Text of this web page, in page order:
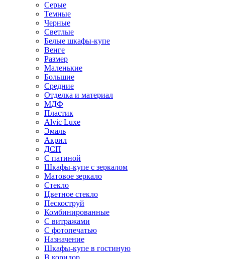
Серые
Темные
Черные
Светлые
Белые шкафы-купе
Венге
Размер
Маленькие
Большие
Средние
Отделка и материал
МДФ
Пластик
Alvic Luxe
Эмаль
Акрил
ДСП
С патиной
Шкафы-купе с зеркалом
Матовое зеркало
Стекло
Цветное стекло
Пескоструй
Комбинированные
С витражами
С фотопечатью
Назначение
Шкафы-купе в гостиную
В коридор